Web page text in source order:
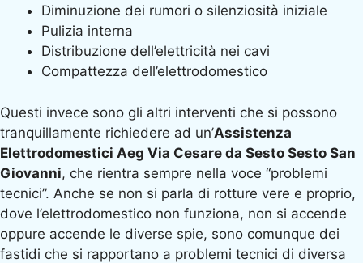
Diminuzione dei rumori o silenziosità iniziale
Pulizia interna
Distribuzione dell’elettricità nei cavi
Compattezza dell’elettrodomestico
Questi invece sono gli altri interventi che si possono
tranquillamente richiedere ad un’Assistenza
Elettrodomestici Aeg Via Cesare da Sesto Sesto San
Giovanni, che rientra sempre nella voce “problemi
tecnici”. Anche se non si parla di rotture vere e proprio,
dove l’elettrodomestico non funziona, non si accende
oppure accende le diverse spie, sono comunque dei
fastidi che si rapportano a problemi tecnici di diversa